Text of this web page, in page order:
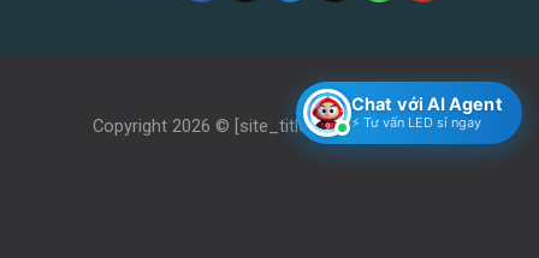
Copyright 2026 © [site_title]. Thiết kế bởiTDL
Chat với AI Agent
⚡ Tư vấn LED sỉ ngay